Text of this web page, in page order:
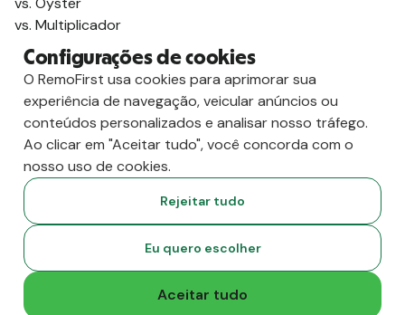
vs. Multiplicador
RemoFirst Inc. Criado com 💚 remotamente, de
casa.
Termos e condições
Configurações de cookies
O RemoFirst usa cookies para aprimorar sua
experiência de navegação, veicular anúncios ou
conteúdos personalizados e analisar nosso tráfego.
Ao clicar em "Aceitar tudo", você concorda com o
nosso uso de cookies.
Rejeitar tudo
Eu quero escolher
Aceitar tudo